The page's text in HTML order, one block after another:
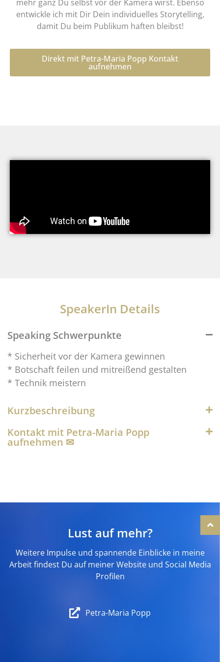
mehr ganz Du selbst vor der Kamera wirst. Ebenso
entwickle ich mit Dir Dein individuelles Storytelling,
damit Du beim Publikum haften bleibst!
Direkt mit Petra-Maria Popp Kontakt
aufnehmen
SpeakerIn Details
Speaking Schwerpunkte
* Sicherheit vor der Kamera gewinnen
* Botschaft feilen und mitreißend gestalten
* Technik meistern
Kurzbeschreibung
Kontakt mit Petra-Maria Popp
aufnehmen ✉︎
Lust auf mehr?
Weitere Impulse und spannende Einblicke in meine
Arbeit findest Du auf meiner Website und Social Media
Profilen
Petra-Maria Popp